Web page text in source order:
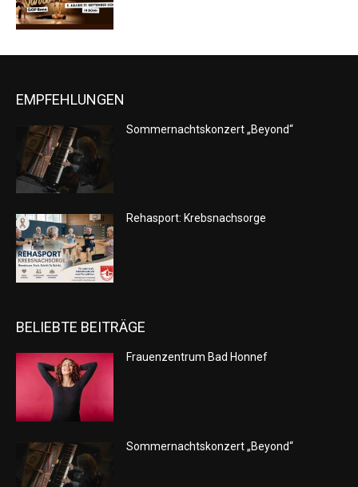
EMPFEHLUNGEN
Sommernachtskonzert „Beyond“
Rehasport: Krebsnachsorge
BELIEBTE BEITRÄGE
Frauenzentrum Bad Honnef
Sommernachtskonzert „Beyond“